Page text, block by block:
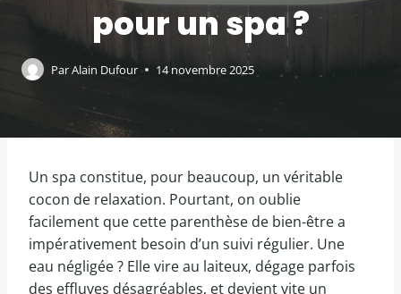
pour un spa ?
ParAlain Dufour 14 novembre 2025
Un spa constitue, pour beaucoup, un véritable
cocon de relaxation. Pourtant, on oublie
facilement que cette parenthèse de bien-être a
impérativement besoin d’un suivi régulier. Une
eau négligée ? Elle vire au laiteux, dégage parfois
des effluves désagréables, et devient vite un